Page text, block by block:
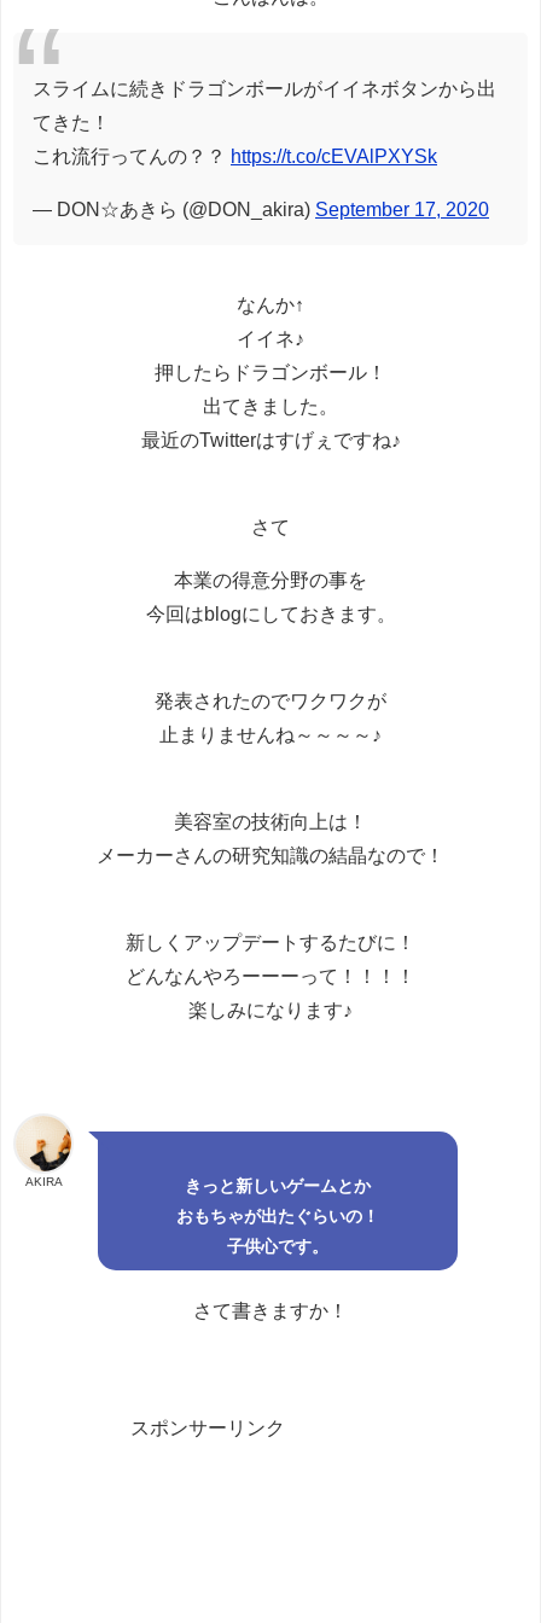
スライムに続きドラゴンボールがイイネボタンから出
てきた！
これ流行ってんの？？
https://t.co/cEVAlPXYSk
— DON☆あきら (@DON_akira) September 17, 2020
なんか↑
イイネ♪
押したらドラゴンボール！
出てきました。
最近のTwitterはすげぇですね♪
さて
本業の得意分野の事を
今回はblogにしておきます。
発表されたのでワクワクが
止まりませんね～～～～♪
美容室の技術向上は！
メーカーさんの研究知識の結晶なので！
新しくアップデートするたびに！
どんなんやろーーーって！！！！
楽しみになります♪
AKIRA
きっと新しいゲームとか
おもちゃが出たぐらいの！
子供心です。
さて書きますか！
スポンサーリンク